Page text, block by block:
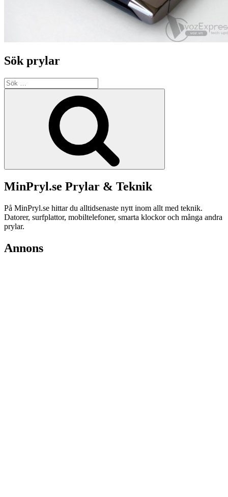
Sök prylar
Sök
efter:
MinPryl.se Prylar & Teknik
På MinPryl.se hittar du alltidsenaste nytt inom allt med teknik.
Datorer, surfplattor, mobiltelefoner, smarta klockor och många andra
prylar.
Annons